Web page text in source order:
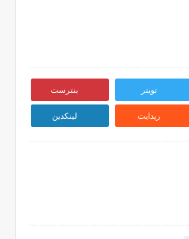
تويتر بنترست
ريدايت لينكدين